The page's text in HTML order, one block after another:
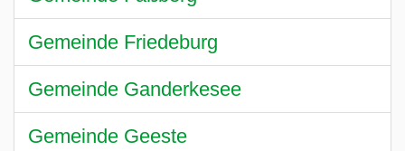
Gemeinde Friedeburg
Gemeinde Ganderkesee
Gemeinde Geeste